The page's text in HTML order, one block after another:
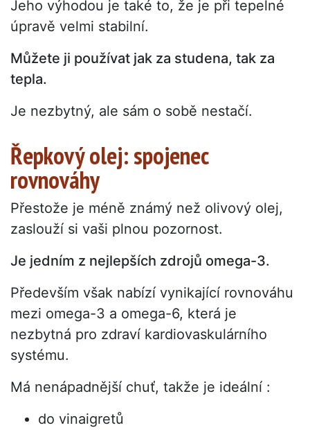
Jeho výhodou je také to, že je při tepelné
úpravě velmi stabilní.
Můžete ji používat jak za studena, tak za
tepla.
Je nezbytný, ale sám o sobě nestačí.
Řepkový olej: spojenec
rovnováhy
Přestože je méně známý než olivový olej,
zaslouží si vaši plnou pozornost.
Je jedním z nejlepších zdrojů omega-3.
Především však nabízí vynikající rovnováhu
mezi omega-3 a omega-6, která je
nezbytná pro zdraví kardiovaskulárního
systému.
Má nenápadnější chuť, takže je ideální :
do vinaigretů